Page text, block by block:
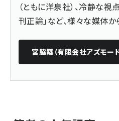
（ともに洋泉社）、冷静な
刊正論」など、様々な媒体
宮脇睦（有限会社アズモード